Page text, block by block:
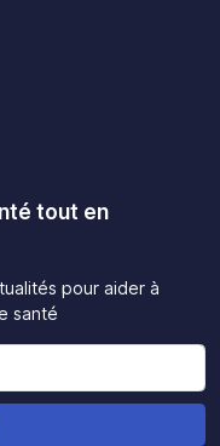
tout en
pour aider à
santé